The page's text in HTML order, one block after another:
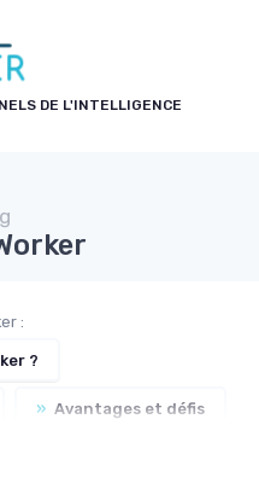
DE L'INTELLIGENCE
:
?
» Avantages et défis